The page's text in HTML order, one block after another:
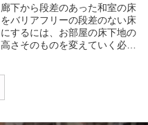
廊下から段差のあった和室の床
をバリアフリーの段差のない床
にするには、お部屋の床下地の
高さそのものを変えていく必要